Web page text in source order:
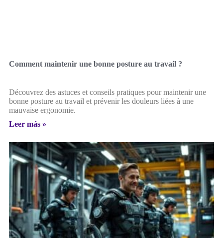
Comment maintenir une bonne posture au travail ?
Découvrez des astuces et conseils pratiques pour maintenir une
bonne posture au travail et prévenir les douleurs liées à une
mauvaise ergonomie.
Leer más »